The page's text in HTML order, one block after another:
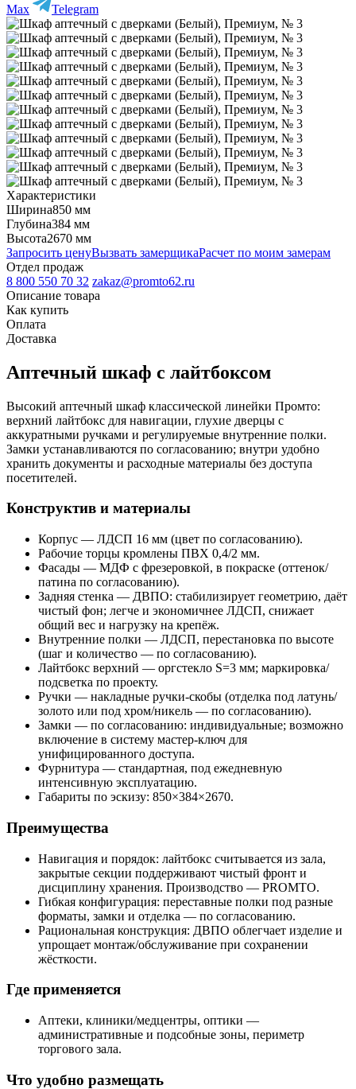
Max Telegram
Характеристики
Ширина850 мм
Глубина384 мм
Высота2670 мм
Запросить ценуВызвать замерщикаРасчет по моим замерам
Отдел продаж
8 800 550 70 32 zakaz@promto62.ru
Описание товара
Как купить
Оплата
Доставка
Аптечный шкаф с лайтбоксом
Высокий аптечный шкаф классической линейки Промто:
верхний лайтбокс для навигации, глухие дверцы с
аккуратными ручками и регулируемые внутренние полки.
Замки устанавливаются по согласованию; внутри удобно
хранить документы и расходные материалы без доступа
посетителей.
Конструктив и материалы
Корпус — ЛДСП 16 мм (цвет по согласованию).
Рабочие торцы кромлены ПВХ 0,4/2 мм.
Фасады — МДФ с фрезеровкой, в покраске (оттенок/
патина по согласованию).
Задняя стенка — ДВПО: стабилизирует геометрию, даёт
чистый фон; легче и экономичнее ЛДСП, снижает
общий вес и нагрузку на крепёж.
Внутренние полки — ЛДСП, перестановка по высоте
(шаг и количество — по согласованию).
Лайтбокс верхний — оргстекло S=3 мм; маркировка/
подсветка по проекту.
Ручки — накладные ручки-скобы (отделка под латунь/
золото или под хром/никель — по согласованию).
Замки — по согласованию: индивидуальные; возможно
включение в систему мастер‑ключ для
унифицированного доступа.
Фурнитура — стандартная, под ежедневную
интенсивную эксплуатацию.
Габариты по эскизу: 850×384×2670.
Преимущества
Навигация и порядок: лайтбокс считывается из зала,
закрытые секции поддерживают чистый фронт и
дисциплину хранения. Производство — PROMTO.
Гибкая конфигурация: переставные полки под разные
форматы, замки и отделка — по согласованию.
Рациональная конструкция: ДВПО облегчает изделие и
упрощает монтаж/обслуживание при сохранении
жёсткости.
Где применяется
Аптеки, клиники/медцентры, оптики —
административные и подсобные зоны, периметр
торгового зала.
Что удобно размещать